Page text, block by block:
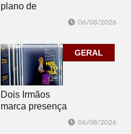
plano de
temporais no RS
06/08/2026
GERAL
Dois Irmãos
marca presença
06/08/2026